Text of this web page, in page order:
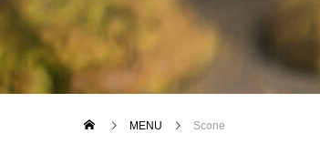
MENU Scone